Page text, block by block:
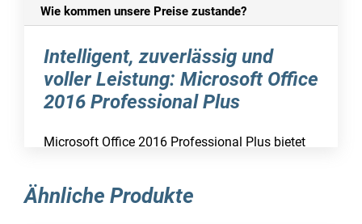
Wie kommen unsere Preise zustande?
Intelligent, zuverlässig und
voller Leistung: Microsoft Office
2016 Professional Plus
Microsoft Office 2016 Professional Plus bietet
Anwendungen für komplexe Büroaufgaben
Ähnliche Produkte